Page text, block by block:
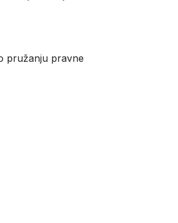
pružanju pravne